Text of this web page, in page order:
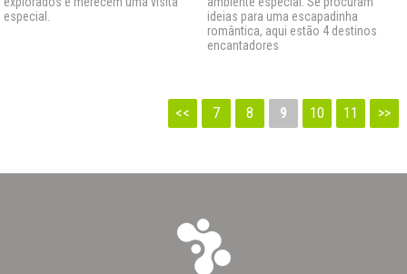
especial.
ideias para uma escapadinha
romântica, aqui estão 4 destinos
encantadores
<< 7 8 9 10 11 >>